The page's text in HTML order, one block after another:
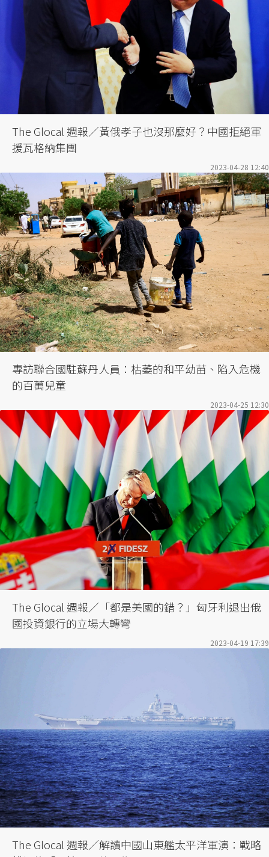
The Glocal 週報／黃俄孝子也沒那麼好？中國拒絕軍
援瓦格納集團
2023-04-28 12:40
專訪聯合國駐蘇丹人員：枯萎的和平幼苗、陷入危機
的百萬兒童
2023-04-25 12:30
The Glocal 週報／「都是美國的錯？」匈牙利退出俄
國投資銀行的立場大轉彎
2023-04-19 17:39
The Glocal 週報／解讀中國山東艦太平洋軍演：戰略